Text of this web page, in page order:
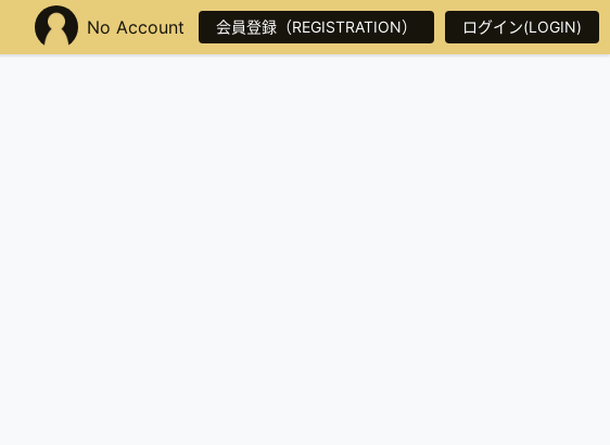
No Account 会員登録（REGISTRATION） ログイン(LOGIN)